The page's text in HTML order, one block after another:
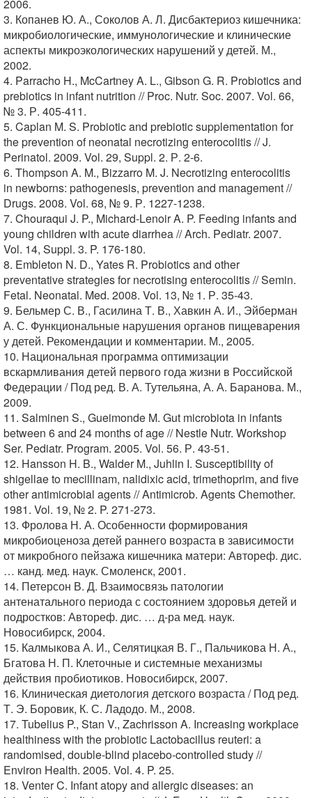
2006.
3. Копанев Ю. А., Соколов А. Л. Дисбактериоз кишечника:
микробиологические, иммунологические и клинические
аспекты микроэкологических нарушений у детей. М.,
2002.
4. Parracho H., McCartney A. L., Gibson G. R. Probiotics and
prebiotics in infant nutrition // Proc. Nutr. Soc. 2007. Vol. 66,
№ 3. Р. 405-411.
5. Caplan M. S. Probiotic and prebiotic supplementation for
the prevention of neonatal necrotizing enterocolitis // J.
Perinatol. 2009. Vol. 29, Suppl. 2. Р. 2-6.
6. Thompson A. M., Bizzarro M. J. Necrotizing enterocolitis
in newborns: pathogenesis, prevention and management //
Drugs. 2008. Vol. 68, № 9. Р. 1227-1238.
7. Chouraqui J. P., Michard-Lenoir A. P. Feeding infants and
young children with acute diarrhea // Arch. Pediatr. 2007.
Vol. 14, Suppl. 3. P. 176-180.
8. Embleton N. D., Yates R. Probiotics and other
preventative strategies for necrotising enterocolitis // Semin.
Fetal. Neonatal. Med. 2008. Vol. 13, № 1. Р. 35-43.
9. Бельмер С. В., Гасилина Т. В., Хавкин А. И., Эйберман
А. С. Функциональные нарушения органов пищеварения
у детей. Рекомендации и комментарии. М., 2005.
10. Национальная программа оптимизации
вскармливания детей первого года жизни в Российской
Федерации / Под ред. В. А. Тутельяна, А. А. Баранова. М.,
2009.
11. Salminen S., Gueimonde M. Gut microbiota in infants
between 6 and 24 months of age // Nestle Nutr. Workshop
Ser. Pediatr. Program. 2005. Vol. 56. Р. 43-51.
12. Hansson H. B., Walder M., Juhlin I. Susceptibility of
shigellae to mecillinam, nalidixic acid, trimethoprim, and five
other antimicrobial agents // Antimicrob. Agents Chemother.
1981. Vol. 19, № 2. P. 271-273.
13. Фролова Н. А. Особенности формирования
микробиоценоза детей раннего возраста в зависимости
от микробного пейзажа кишечника матери: Автореф. дис.
… канд. мед. наук. Смоленск, 2001.
14. Петерсон В. Д. Взаимосвязь патологии
антенатального периода с состоянием здоровья детей и
подростков: Автореф. дис. … д-ра мед. наук.
Новосибирск, 2004.
15. Калмыкова А. И., Селятицкая В. Г., Пальчикова Н. А.,
Бгатова Н. П. Клеточные и системные механизмы
действия пробиотиков. Новосибирск, 2007.
16. Клиническая диетология детского возраста / Под ред.
Т. Э. Боровик, К. С. Ладодо. М., 2008.
17. Tubelius P., Stan V., Zachrisson A. Increasing workplace
healthiness with the probiotic Lactobacillus reuteri: a
randomised, double-blind placebo-controlled study //
Environ Health. 2005. Vol. 4. P. 25.
18. Venter C. Infant atopy and allergic diseases: an